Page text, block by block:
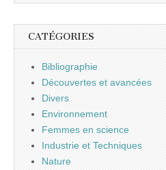
CATÉGORIES
Bibliographie
Découvertes et avancées
Divers
Environnement
Femmes en science
Industrie et Techniques
Nature